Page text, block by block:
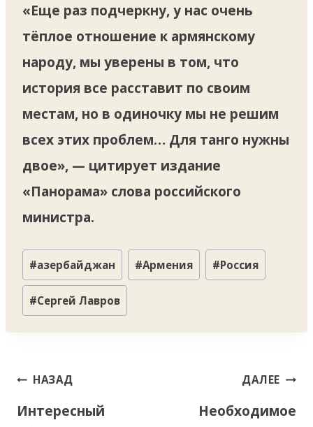
«Еще раз подчеркну, у нас очень
тёплое отношение к армянскому
народу, мы уверены в том, что
история все расставит по своим
местам, но в одиночку мы не решим
всех этих проблем… Для танго нужны
двое», — цитирует издание
«Панорама» слова российского
министра.
Метки
записи:
#азербайджан #Армения #Россия
#Сергей Лавров
Навигация
записям
НАЗАД
Интересный
ДАЛЕЕ
Необходимое